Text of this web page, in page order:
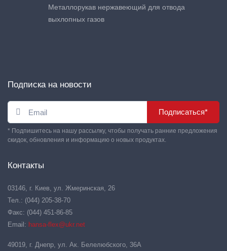
Металлорукав нержавеющий для отвода
выхлопных газов
Подписка на новости
Подписаться*
* Подпишитесь на нашу рассылку, чтобы получать ранние предложения
скидок, обновления и информацию о новых продуктах.
Контакты
03146, г. Киев, ул. Жмеринская, 26
Тел.: (044) 205-38-70
Факс: (044) 451-86-85
Email: hansa-flex@ukr.net
49019, г. Днепр, ул. Ак. Белелюбского, 36А